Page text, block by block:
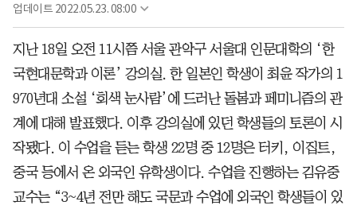
업데이트 2022.05.23. 08:00
지난 18일 오전 11시쯤 서울 관악구 서울대 인문대학의 ‘한
국현대문학과 이론’ 강의실. 한 일본인 학생이 최윤 작가의 1
970년대 소설 ‘회색 눈사람’에 드러난 돌봄과 페미니즘의 관
계에 대해 발표했다. 이후 강의실에 있던 학생들의 토론이 시
작됐다. 이 수업을 듣는 학생 22명 중 12명은 터키, 이집트,
중국 등에서 온 외국인 유학생이다. 수업을 진행하는 김유중
교수는 “3~4년 전만 해도 국문과 수업에 외국인 학생들이 있